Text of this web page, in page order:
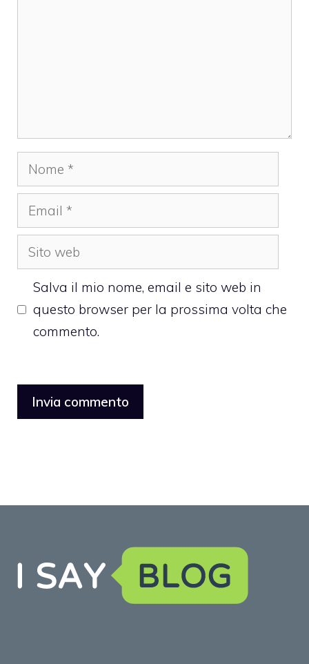
Nome
Email
Sito
web
Salva il mio nome, email e sito web in
questo browser per la prossima volta che
commento.